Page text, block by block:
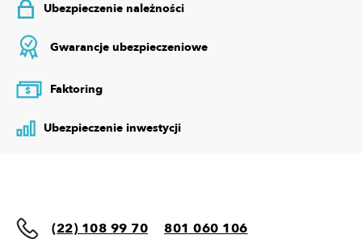
Ubezpieczenie należności
Gwarancje ubezpieczeniowe
$ Faktoring
Ubezpieczenie inwestycji
(22) 108 99 70 801 060 106